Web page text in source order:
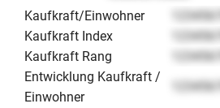
Kaufkraft/Einwohner
Kaufkraft Index
Kaufkraft Rang
Entwicklung Kaufkraft /
Einwohner